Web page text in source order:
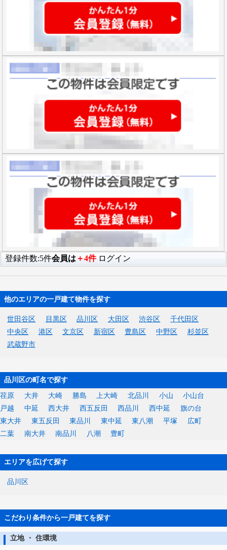
登録件数:5件会員は ＋4件 ログイン
他のエリアの一戸建て物件を探す
世田谷区 目黒区 品川区 大田区 渋谷区
千代田区
中央区
港区 文京区 新宿区 豊島区 中野区
杉並区
武蔵野市
品川区の町名で探す
荏原 大井 大崎 勝島 上大崎 北品川 小山
小山台
戸越
中延 西大井 西五反田 西品川 西中延
旗の台
東大井
東五反田 東品川 東中延 東八潮 平塚
広町
二葉
南大井 南品川 八潮 豊町
エリアを広げて探す
品川区
こだわり条件から一戸建てを探す
立地 ・ 住環境